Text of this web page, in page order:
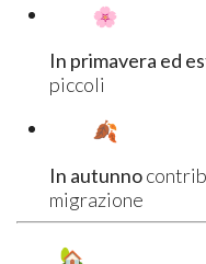
In primavera ed
piccoli
In autunno
migrazione